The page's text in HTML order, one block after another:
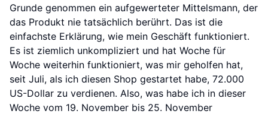
Grunde genommen ein aufgewerteter Mittelsmann, der
das Produkt nie tatsächlich berührt. Das ist die
einfachste Erklärung, wie mein Geschäft funktioniert.
Es ist ziemlich unkompliziert und hat Woche für
Woche weiterhin funktioniert, was mir geholfen hat,
seit Juli, als ich diesen Shop gestartet habe, 72.000
US-Dollar zu verdienen. Also, was habe ich in dieser
Woche vom 19. November bis 25. November